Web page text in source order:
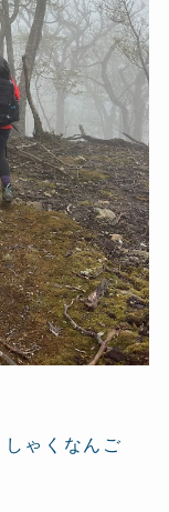
ゃくなんご